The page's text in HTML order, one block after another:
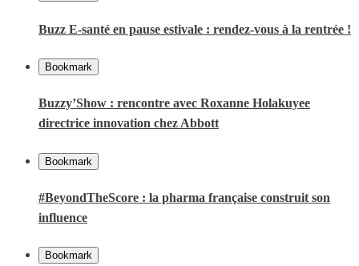
Buzz E-santé en pause estivale : rendez-vous à la rentrée !
Bookmark
Buzzy’Show : rencontre avec Roxanne Holakuyee
directrice innovation chez Abbott
Bookmark
#BeyondTheScore : la pharma française construit son
influence
Bookmark